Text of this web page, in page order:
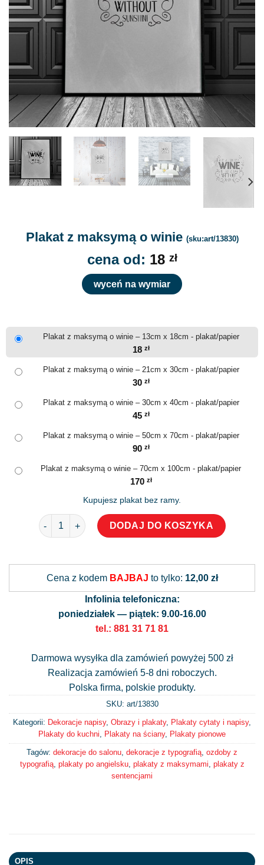
Plakat z maksymą o winie (sku:art/13830)
cena od: 18 zł
wyceń na wymiar
Plakat z maksymą o winie – 13cm x 18cm - plakat/papier
18 zł
Plakat z maksymą o winie – 21cm x 30cm - plakat/papier
30 zł
Plakat z maksymą o winie – 30cm x 40cm - plakat/papier
45 zł
Plakat z maksymą o winie – 50cm x 70cm - plakat/papier
90 zł
Plakat z maksymą o winie – 70cm x 100cm - plakat/papier
170 zł
Kupujesz plakat bez ramy.
ilość Plakat z maksymą o winie
DODAJ DO KOSZYKA
Cena z kodem BAJBAJ to tylko: 12,00 zł
Infolinia telefoniczna:
poniedziałek — piątek: 9.00-16.00
tel.: 881 31 71 81
Darmowa wysyłka dla zamówień powyżej 500 zł
Realizacja zamówień 5-8 dni roboczych.
Polska firma, polskie produkty.
SKU: art/13830
Kategorii: Dekoracje napisy, Obrazy i plakaty, Plakaty cytaty i napisy,
Plakaty do kuchni
Plakaty na ściany, Plakaty pionowe
Tagów: dekoracje do salonu dekoracje z typografią ozdoby z
typografią, plakaty po angielsku, plakaty z maksymami plakaty z
sentencjami
OPIS